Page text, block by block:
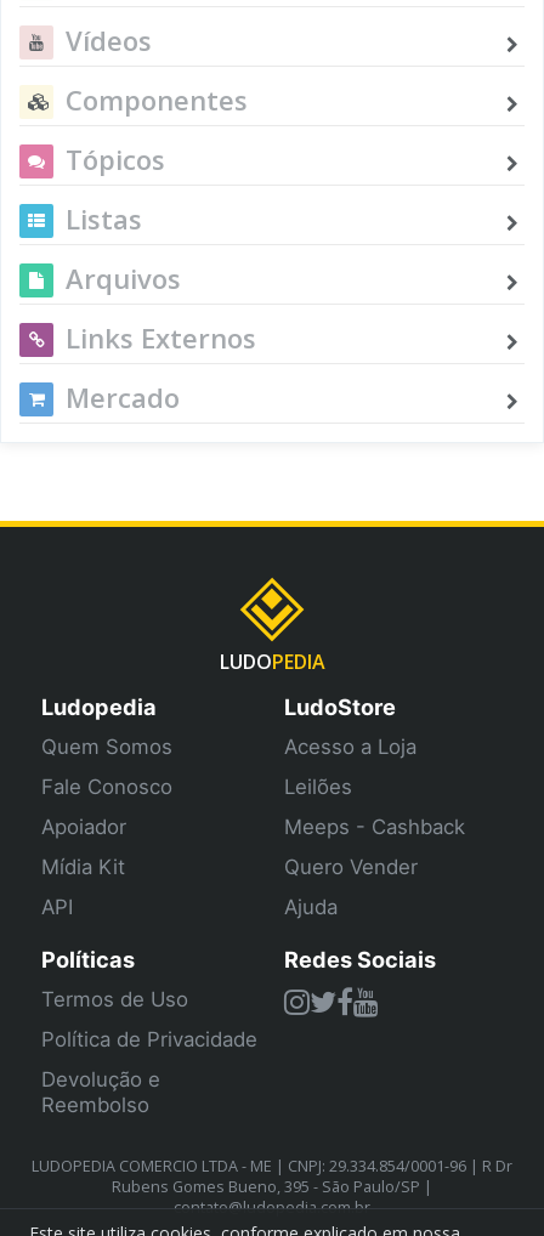
Vídeos
Componentes
Tópicos
Listas
Arquivos
Links Externos
Mercado
LUDOPEDIA
Ludopedia
Quem Somos
Fale Conosco
Apoiador
Mídia Kit
API
LudoStore
Acesso a Loja
Leilões
Meeps - Cashback
Quero Vender
Ajuda
Políticas
Termos de Uso
Política de Privacidade
Devolução e
Reembolso
Redes Sociais
LUDOPEDIA COMERCIO LTDA - ME | CNPJ: 29.334.854/0001-96 | R Dr
Rubens Gomes Bueno, 395 - São Paulo/SP |
contato@ludopedia.com.br